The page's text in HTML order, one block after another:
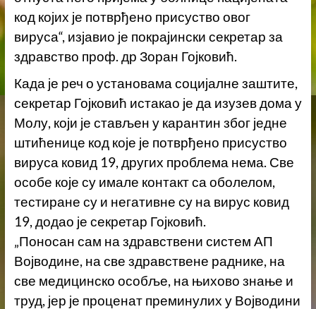
код којих је потврђено присуство овог
вируса“, изјавио је покрајински секретар за
здравство проф. др Зоран Гојковић.
Када је реч о установама социјалне заштите,
секретар Гојковић истакао је да изузев дома у
Молу, који је стављен у карантин због једне
штићенице код које је потврђено присуство
вируса ковид 19, других проблема нема. Све
особе које су имале контакт са оболелом,
тестиране су и негативне су на вирус ковид
19, додао је секретар Гојковић.
„Поносан сам на здравствени систем АП
Војводине, на све здравствене раднике, на
све медицинско особље, на њихово знање и
труд, јер је проценат преминулих у Војводини